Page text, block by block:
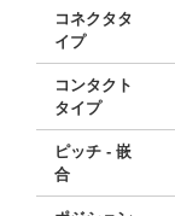
コネクタタ
イプ
コンタクト
タイプ
ピッチ - 嵌
合